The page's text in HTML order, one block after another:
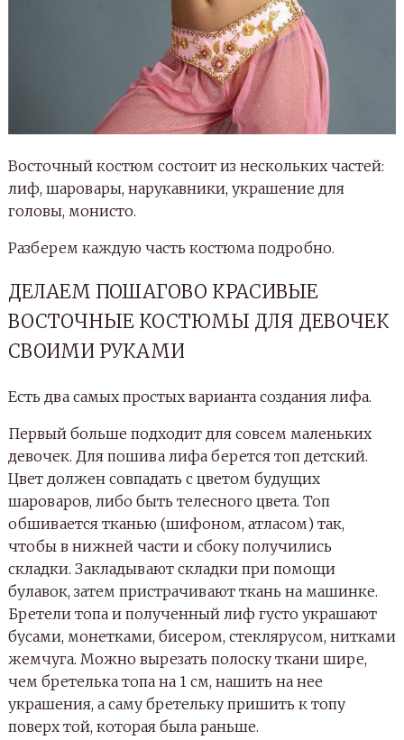
Восточный костюм состоит из нескольких частей:
лиф, шаровары, нарукавники, украшение для
головы, монисто.
Разберем каждую часть костюма подробно.
ДЕЛАЕМ ПОШАГОВО КРАСИВЫЕ
ВОСТОЧНЫЕ КОСТЮМЫ ДЛЯ ДЕВОЧЕК
СВОИМИ РУКАМИ
Есть два самых простых варианта создания лифа.
Первый больше подходит для совсем маленьких
девочек. Для пошива лифа берется топ детский.
Цвет должен совпадать с цветом будущих
шароваров, либо быть телесного цвета. Топ
обшивается тканью (шифоном, атласом) так,
чтобы в нижней части и сбоку получились
складки. Закладывают складки при помощи
булавок, затем пристрачивают ткань на машинке.
Бретели топа и полученный лиф густо украшают
бусами, монетками, бисером, стеклярусом, нитками
жемчуга. Можно вырезать полоску ткани шире,
чем бретелька топа на 1 см, нашить на нее
украшения, а саму бретельку пришить к топу
поверх той, которая была раньше.